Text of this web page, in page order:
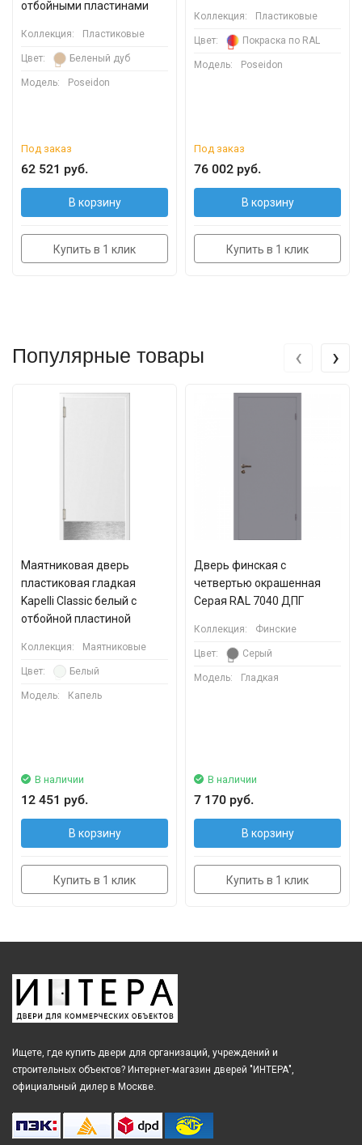
отбойными пластинами
Коллекция: Пластиковые
Цвет: Беленый дуб
Модель: Poseidon
Под заказ
62 521 руб.
В корзину
Купить в 1 клик
Коллекция: Пластиковые
Цвет: Покраска по RAL
Модель: Poseidon
Под заказ
76 002 руб.
В корзину
Купить в 1 клик
Популярные товары
Маятниковая дверь
пластиковая гладкая
Kapelli Classic белый с
отбойной пластиной
Коллекция: Маятниковые
Цвет: Белый
Модель: Капель
В наличии
12 451 руб.
В корзину
Купить в 1 клик
Дверь финская с
четвертью окрашенная
Серая RAL 7040 ДПГ
Коллекция: Финские
Цвет: Серый
Модель: Гладкая
В наличии
7 170 руб.
В корзину
Купить в 1 клик
‹ ›
Ищете, где купить двери для организаций, учреждений и
строительных объектов? Интернет-магазин дверей "ИНТЕРА",
официальный дилер в Москве.